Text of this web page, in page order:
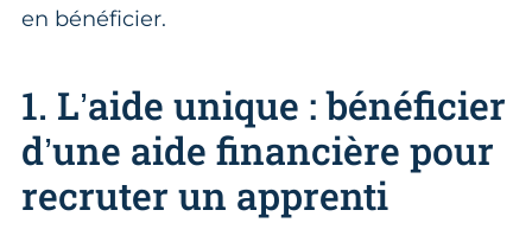
en bénéficier.
1. L’aide unique : bénéficier
d’une aide financière pour
recruter un apprenti